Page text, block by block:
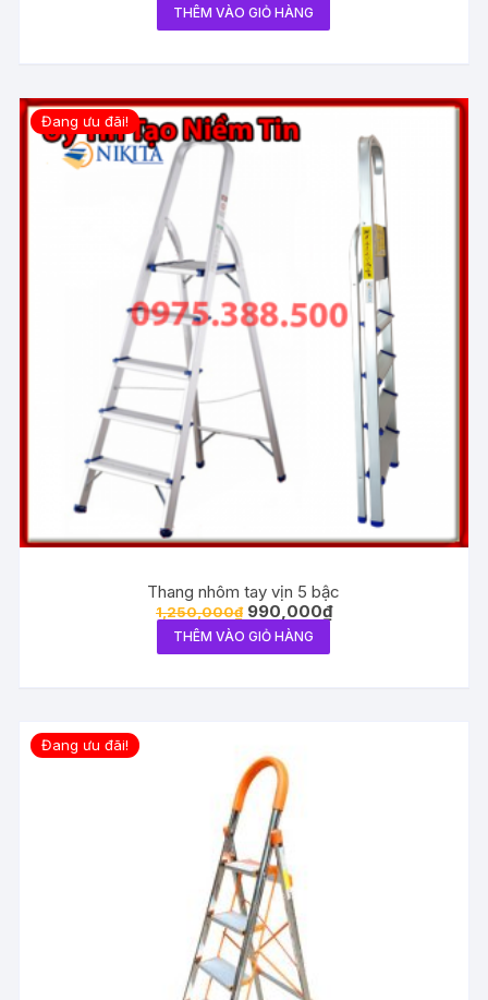
THÊM VÀO GIỎ HÀNG
Đang ưu đãi!
Thang nhôm tay vịn 5 bậc
1,250,000₫ 990,000₫
THÊM VÀO GIỎ HÀNG
Đang ưu đãi!